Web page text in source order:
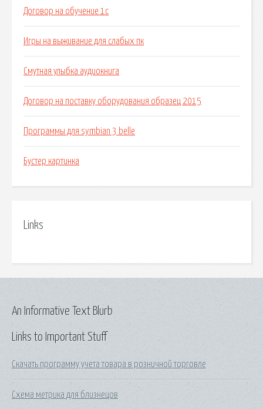
Договор на обучение 1с
Игры на выживание для слабых пк
Смутная улыбка аудиокнига
Договор на поставку оборудования образец 2015
Программы для symbian 3 belle
Бустер картинка
Links
Links to Important Stuff
Скачать программу учета товара в розничной торговле
Схема метрика для близнецов
An Informative Text Blurb